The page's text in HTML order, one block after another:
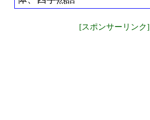
[スポンサーリンク]